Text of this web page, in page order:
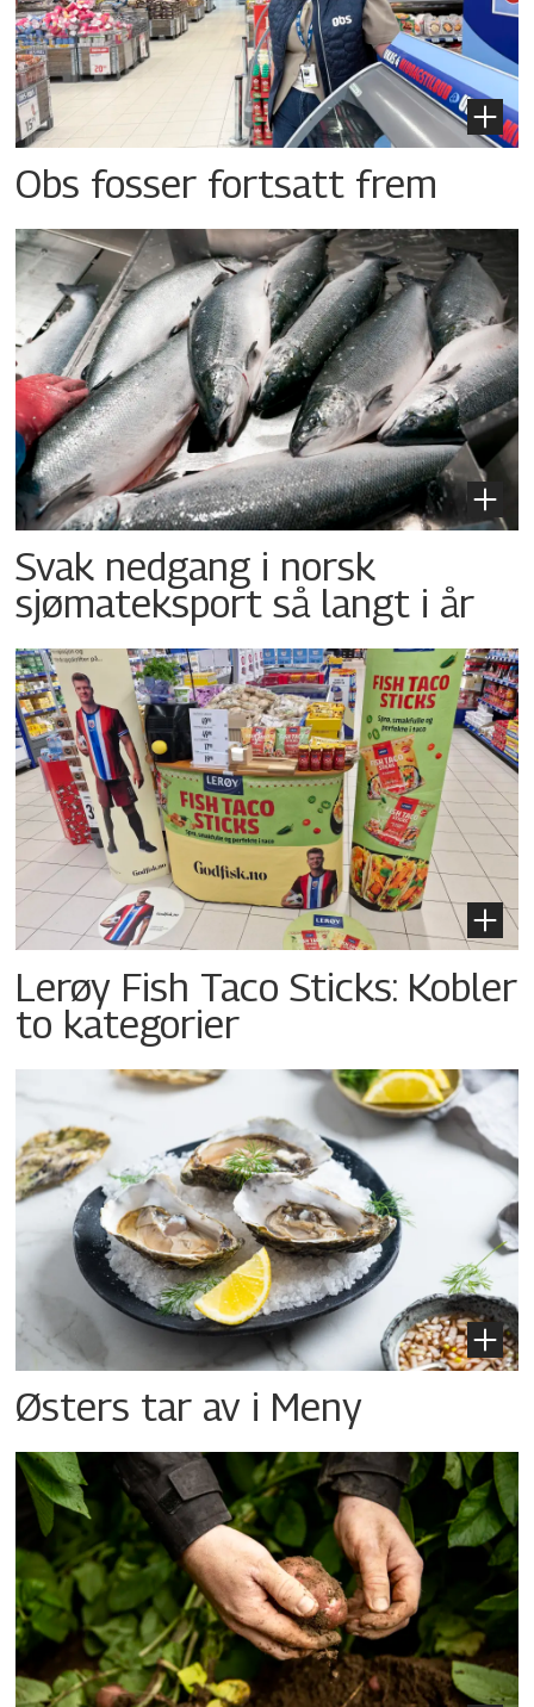
Obs fosser fortsatt frem
Svak nedgang i norsk
sjømateksport så langt i år
Lerøy Fish Taco Sticks: Kobler
to kategorier
Østers tar av i Meny